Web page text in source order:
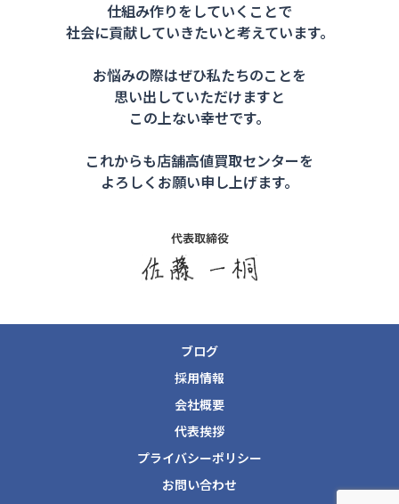
仕組み作りをしていくことで
社会に貢献していきたいと考えています。
お悩みの際はぜひ私たちのことを
思い出していただけますと
この上ない幸せです。
これからも店舗高値買取センターを
ブログ
採用情報
会社概要
代表挨拶
プライバシーポリシー
お問い合わせ